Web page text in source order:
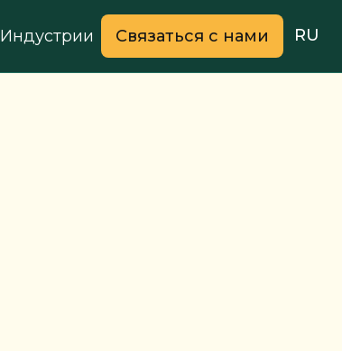
Индустрии Связаться с нами RU